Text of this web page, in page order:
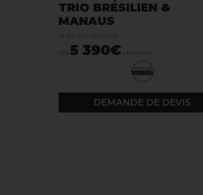
TRIO BRÉSILIEN &
MANAUS
14 JOURS / 12 NUITS
Dès 5 390€ / Personne
DEMANDE DE DEVIS